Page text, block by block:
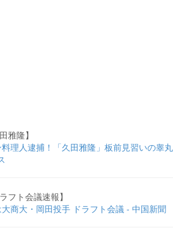
雅隆】
理人逮捕！「久田雅隆」板前見習いの睾丸
フト会議速報】
大商大・岡田投手 ドラフト会議 - 中国新聞